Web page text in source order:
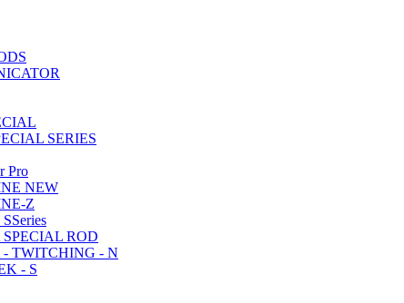
SERIES
Pro
NEW
Z
ROD
TWITCHING - N
- S